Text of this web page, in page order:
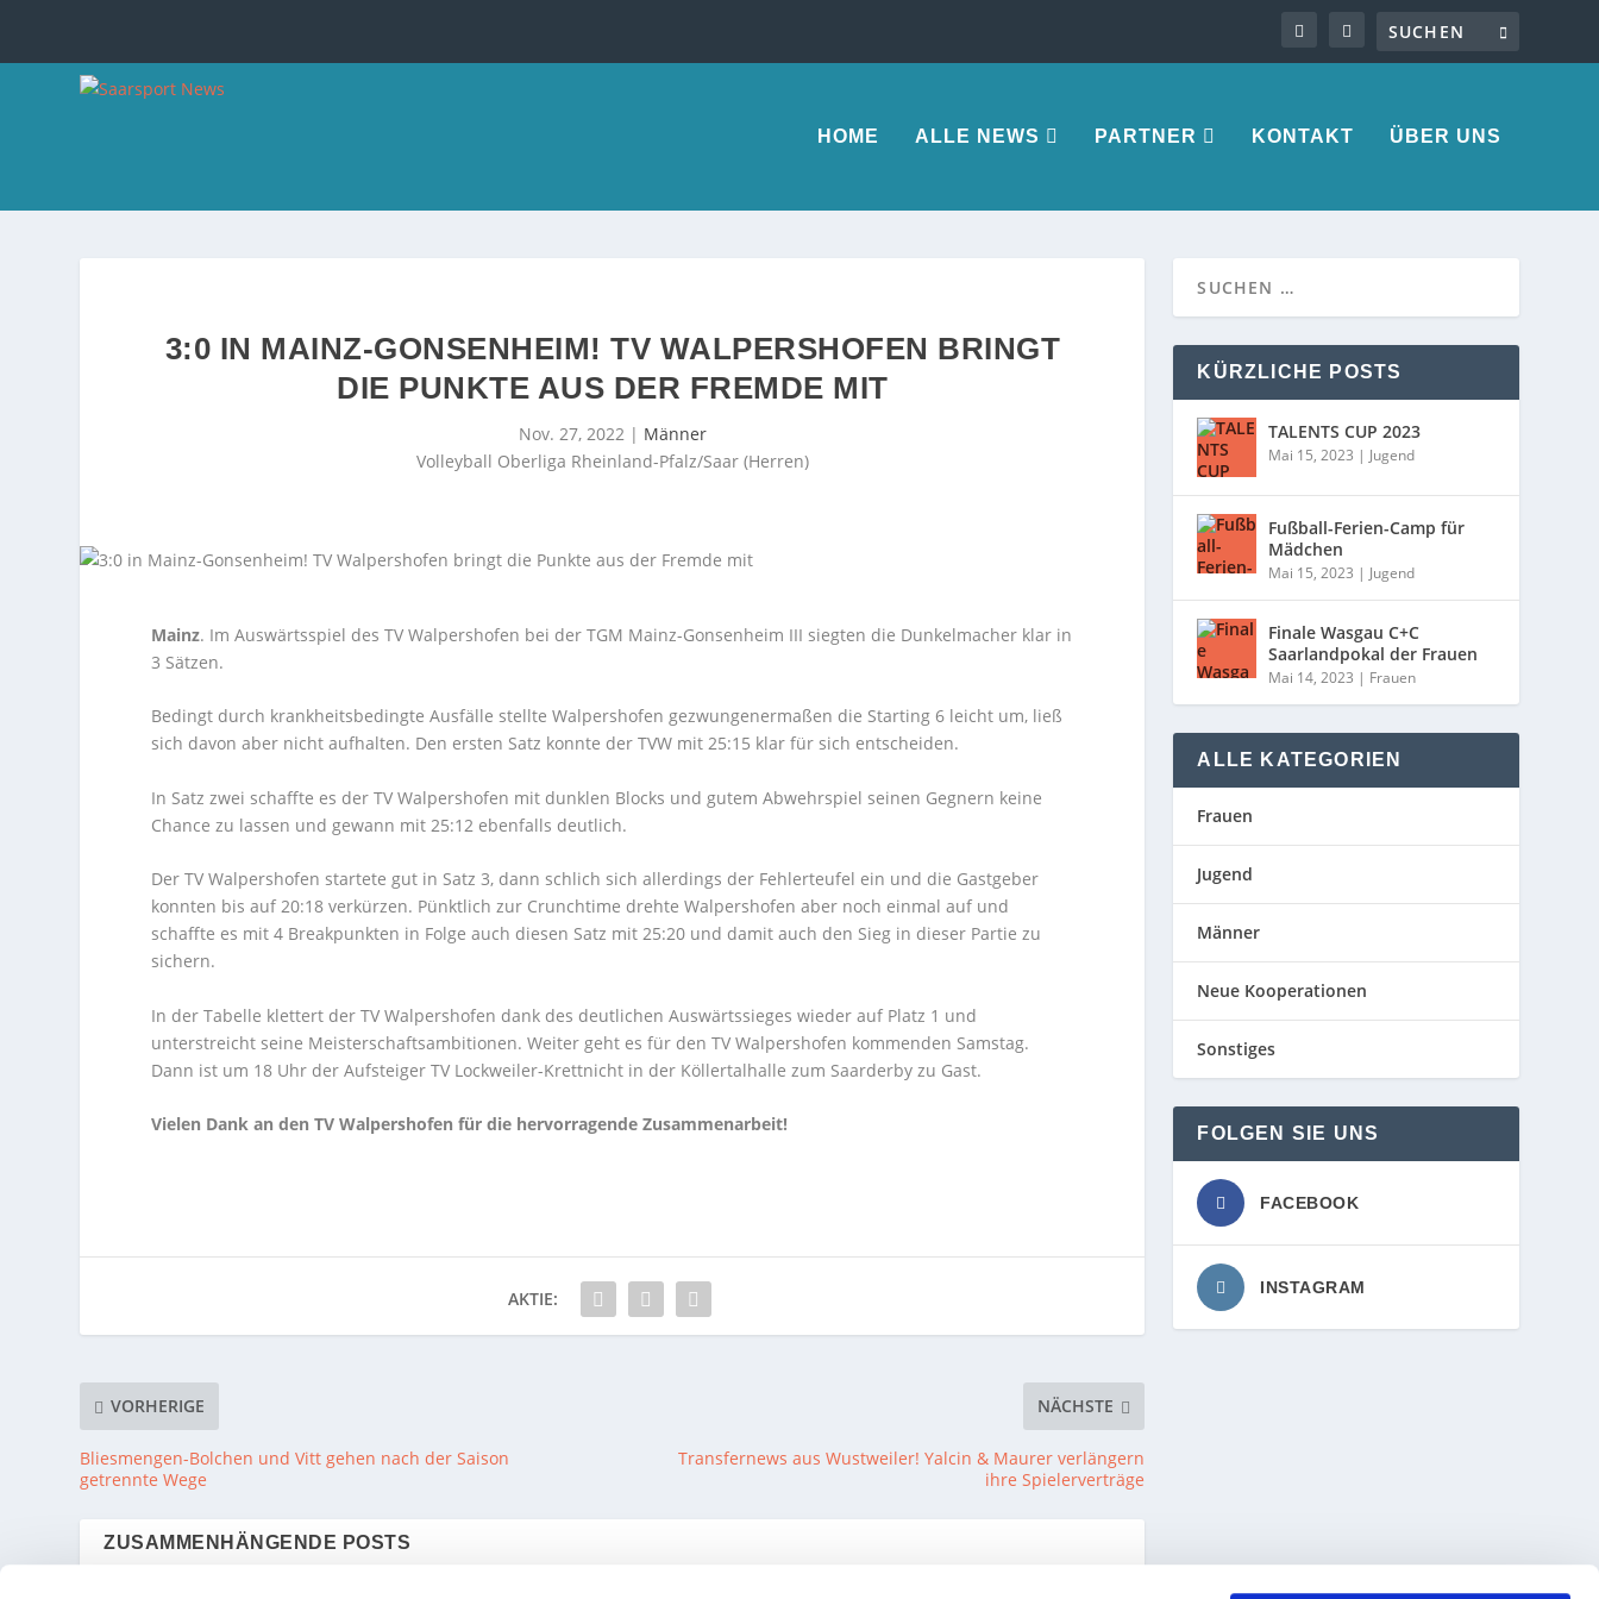
HOME ALLE NEWS PARTNER KONTAKT ÜBER UNS
3:0 IN MAINZ-GONSENHEIM! TV WALPERSHOFEN BRINGT
DIE PUNKTE AUS DER FREMDE MIT
Nov. 27, 2022| Männer
Volleyball Oberliga Rheinland-Pfalz/Saar (Herren)
Mainz. Im Auswärtsspiel des TV Walpershofen bei der TGM Mainz-Gonsenheim III siegten die Dunkelmacher klar in
3 Sätzen.
Bedingt durch krankheitsbedingte Ausfälle stellte Walpershofen gezwungenermaßen die Starting 6 leicht um, ließ
sich davon aber nicht aufhalten. Den ersten Satz konnte der TVW mit 25:15 klar für sich entscheiden.
In Satz zwei schaffte es der TV Walpershofen mit dunklen Blocks und gutem Abwehrspiel seinen Gegnern keine
Chance zu lassen und gewann mit 25:12 ebenfalls deutlich.
Der TV Walpershofen startete gut in Satz 3, dann schlich sich allerdings der Fehlerteufel ein und die Gastgeber
konnten bis auf 20:18 verkürzen. Pünktlich zur Crunchtime drehte Walpershofen aber noch einmal auf und
schaffte es mit 4 Breakpunkten in Folge auch diesen Satz mit 25:20 und damit auch den Sieg in dieser Partie zu
sichern.
In der Tabelle klettert der TV Walpershofen dank des deutlichen Auswärtssieges wieder auf Platz 1 und
unterstreicht seine Meisterschaftsambitionen. Weiter geht es für den TV Walpershofen kommenden Samstag.
Dann ist um 18 Uhr der Aufsteiger TV Lockweiler-Krettnicht in der Köllertalhalle zum Saarderby zu Gast.
Vielen Dank an den TV Walpershofen für die hervorragende Zusammenarbeit!
AKTIE:
VORHERIGE
Bliesmengen-Bolchen und Vitt gehen nach der Saison
getrennte Wege
NÄCHSTE
Transfernews aus Wustweiler! Yalcin & Maurer verlängern
ihre Spielerverträge
ZUSAMMENHÄNGENDE POSTS
KÜRZLICHE POSTS
TALENTS CUP 2023
Mai 15, 2023 | Jugend
Fußball-Ferien-Camp für
Mädchen
Mai 15, 2023 | Jugend
Finale Wasgau C+C
Saarlandpokal der Frauen
Mai 14, 2023 | Frauen
ALLE KATEGORIEN
Frauen
Jugend
Männer
Neue Kooperationen
Sonstiges
FOLGEN SIE UNS
FACEBOOK
INSTAGRAM